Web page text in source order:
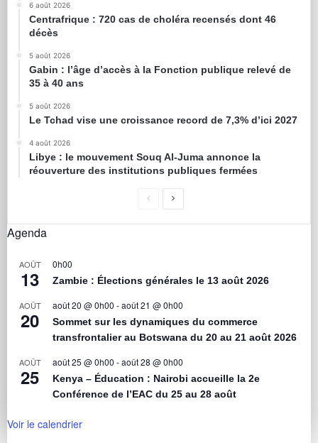
6 août 2026
Centrafrique : 720 cas de choléra recensés dont 46
décès
5 août 2026
Gabin : l’âge d’accès à la Fonction publique relevé de
35 à 40 ans
5 août 2026
Le Tchad vise une croissance record de 7,3% d’ici 2027
4 août 2026
Libye : le mouvement Souq Al-Juma annonce la
réouverture des institutions publiques fermées
Agenda
AOÛT
13
0h00
Zambie : Élections générales le 13 août 2026
AOÛT
20
août 20 @ 0h00 -août 21 @ 0h00
Sommet sur les dynamiques du commerce
transfrontalier au Botswana du 20 au 21 août 2026
AOÛT
25
août 25 @ 0h00 -août 28 @ 0h00
Kenya – Éducation : Nairobi accueille la 2e
Conférence de l’EAC du 25 au 28 août
Voir le calendrier